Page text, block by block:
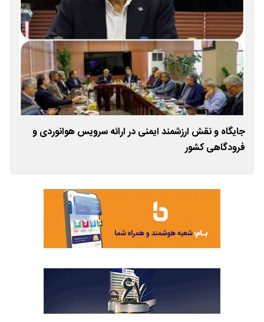
جایگاه و نقش ارزشمند ایمنی در ارائه سرویس هوانوردی و
فرودگاهی کشور